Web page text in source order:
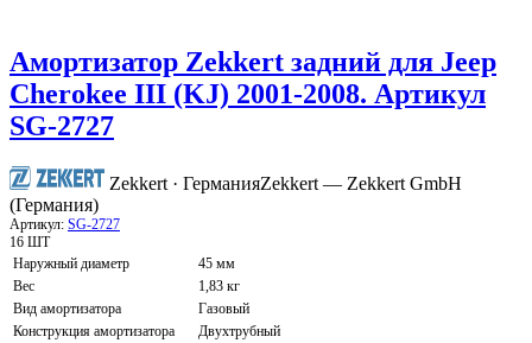
Амортизатор Zekkert задний для Jeep
Cherokee III (KJ) 2001-2008. Артикул
SG-2727
Zekkert · ГерманияZekkert — Zekkert GmbH
(Германия)
Артикул: SG-2727
16 ШТ
Наружный диаметр
45 мм
Вес
1,83 кг
Вид амортизатора
Газовый
Конструкция амортизатора
Двухтрубный